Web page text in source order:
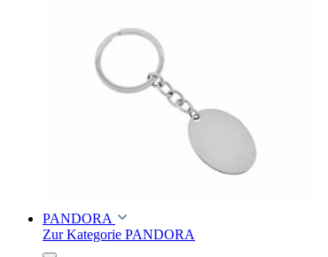
PANDORA
Zur Kategorie PANDORA